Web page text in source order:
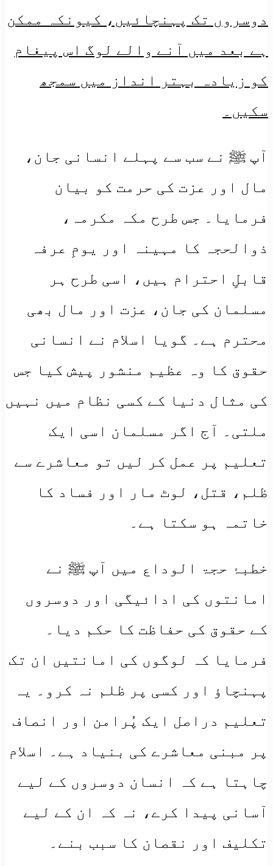
دوسروں تک پہنچائیں، کیونکہ ممکن
ہے بعد میں آنے والے لوگ اس پیغام
کو زیادہ بہتر انداز میں سمجھ
سکیں۔
آپ ﷺ نے سب سے پہلے انسانی جان،
مال اور عزت کی حرمت کو بیان
فرمایا۔ جس طرح مکہ مکرمہ،
ذوالحجہ کا مہینہ اور یومِ عرفہ
قابلِ احترام ہیں، اسی طرح ہر
مسلمان کی جان، عزت اور مال بھی
محترم ہے۔ گویا اسلام نے انسانی
حقوق کا وہ عظیم منشور پیش کیا جس
کی مثال دنیا کے کسی نظام میں نہیں
ملتی۔ آج اگر مسلمان اسی ایک
تعلیم پر عمل کر لیں تو معاشرے سے
ظلم، قتل، لوٹ مار اور فساد کا
خاتمہ ہو سکتا ہے۔
خطبۂ حجۃ الوداع میں آپ ﷺ نے
امانتوں کی ادائیگی اور دوسروں
کے حقوق کی حفاظت کا حکم دیا۔
فرمایا کہ لوگوں کی امانتیں ان تک
پہنچاؤ اور کسی پر ظلم نہ کرو۔ یہ
تعلیم دراصل ایک پُرامن اور انصاف
پر مبنی معاشرے کی بنیاد ہے۔ اسلام
چاہتا ہے کہ انسان دوسروں کے لیے
آسانی پیدا کرے، نہ کہ ان کے لیے
تکلیف اور نقصان کا سبب بنے۔